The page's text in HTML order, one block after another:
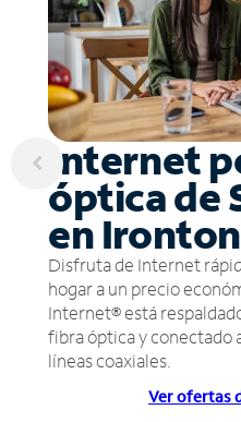
Internet
óptica de
en
Disfruta de Internet
hogar a un precio
Internet® está
fibra óptica y conectado
líneas coaxiales.
Ver ofertas